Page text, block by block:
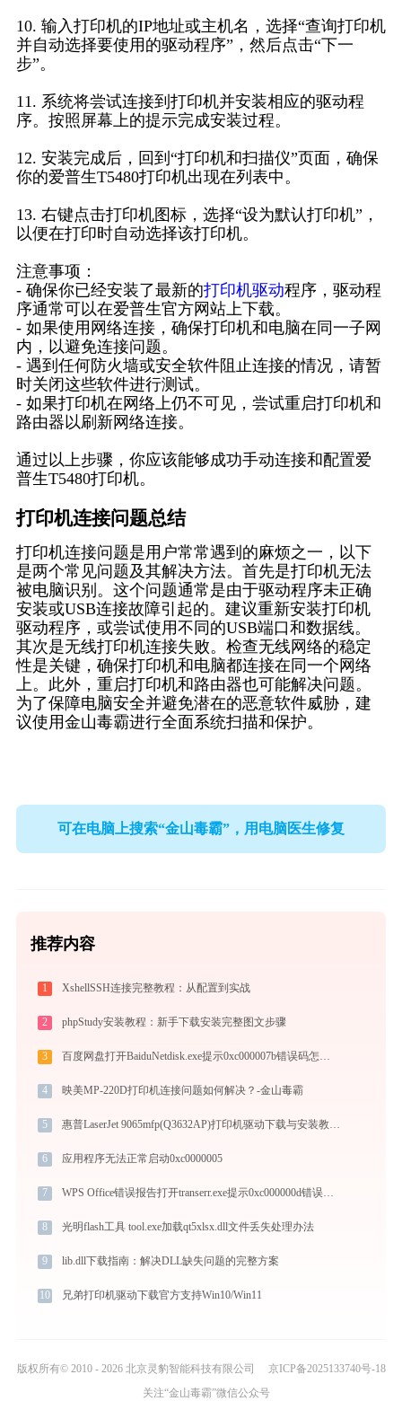
10. 输入打印机的IP地址或主机名，选择“查询打印机
并自动选择要使用的驱动程序”，然后点击“下一
步”。
11. 系统将尝试连接到打印机并安装相应的驱动程
序。按照屏幕上的提示完成安装过程。
12. 安装完成后，回到“打印机和扫描仪”页面，确保
你的爱普生T5480打印机出现在列表中。
13. 右键点击打印机图标，选择“设为默认打印机”，
以便在打印时自动选择该打印机。
注意事项：
- 确保你已经安装了最新的打印机驱动程序，驱动程
序通常可以在爱普生官方网站上下载。
- 如果使用网络连接，确保打印机和电脑在同一子网
内，以避免连接问题。
- 遇到任何防火墙或安全软件阻止连接的情况，请暂
时关闭这些软件进行测试。
- 如果打印机在网络上仍不可见，尝试重启打印机和
路由器以刷新网络连接。
通过以上步骤，你应该能够成功手动连接和配置爱
普生T5480打印机。
打印机连接问题总结
打印机连接问题是用户常常遇到的麻烦之一，以下
是两个常见问题及其解决方法。首先是打印机无法
被电脑识别。这个问题通常是由于驱动程序未正确
安装或USB连接故障引起的。建议重新安装打印机
驱动程序，或尝试使用不同的USB端口和数据线。
其次是无线打印机连接失败。检查无线网络的稳定
性是关键，确保打印机和电脑都连接在同一个网络
上。此外，重启打印机和路由器也可能解决问题。
为了保障电脑安全并避免潜在的恶意软件威胁，建
议使用金山毒霸进行全面系统扫描和保护。
可在电脑上搜索“金山毒霸”，用电脑医生修复
推荐内容
1 XshellSSH连接完整教程：从配置到实战
2 phpStudy安装教程：新手下载安装完整图文步骤
3 百度网盘打开BaiduNetdisk.exe提示0xc000007b错误码怎么办
4 映美MP-220D打印机连接问题如何解决？-金山毒霸
5 惠普LaserJet 9065mfp(Q3632AP)打印机驱动下载与安装教程：新手也能轻松搞定
6 应用程序无法正常启动0xc0000005
7 WPS Office错误报告打开transerr.exe提示0xc000000d错误码怎么办
8 光明flash工具 tool.exe加载qt5xlsx.dll文件丢失处理办法
9 lib.dll下载指南：解决DLL缺失问题的完整方案
10 兄弟打印机驱动下载官方支持Win10/Win11
版权所有© 2010 - 2026 北京灵豹智能科技有限公司
京ICP备2025133740号-18
关注“金山毒霸”微信公众号